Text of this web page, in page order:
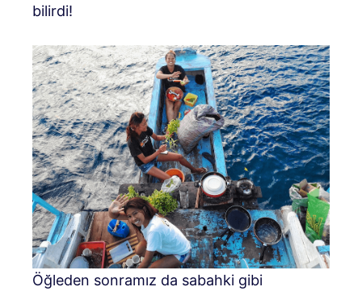
bilirdi!
Öğleden sonramız da sabahki gibi